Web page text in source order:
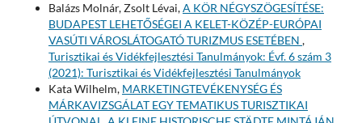
Balázs Molnár, Zsolt Lévai,A KÖR NÉGYSZÖGESÍTÉSE:
BUDAPEST LEHETŐSÉGEI A KELET-KÖZÉP-EURÓPAI
VASÚTI VÁROSLÁTOGATÓ TURIZMUS ESETÉBEN ,
Turisztikai és Vidékfejlesztési Tanulmányok: Évf. 6 szám 3
(2021): Turisztikai és Vidékfejlesztési Tanulmányok
Kata Wilhelm, MARKETINGTEVÉKENYSÉG ÉS
MÁRKAVIZSGÁLAT EGY TEMATIKUS TURISZTIKAI